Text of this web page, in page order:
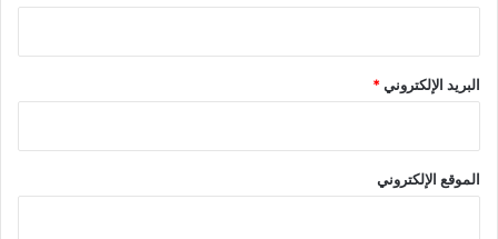
البريد الإلكتروني*
الموقع الإلكتروني